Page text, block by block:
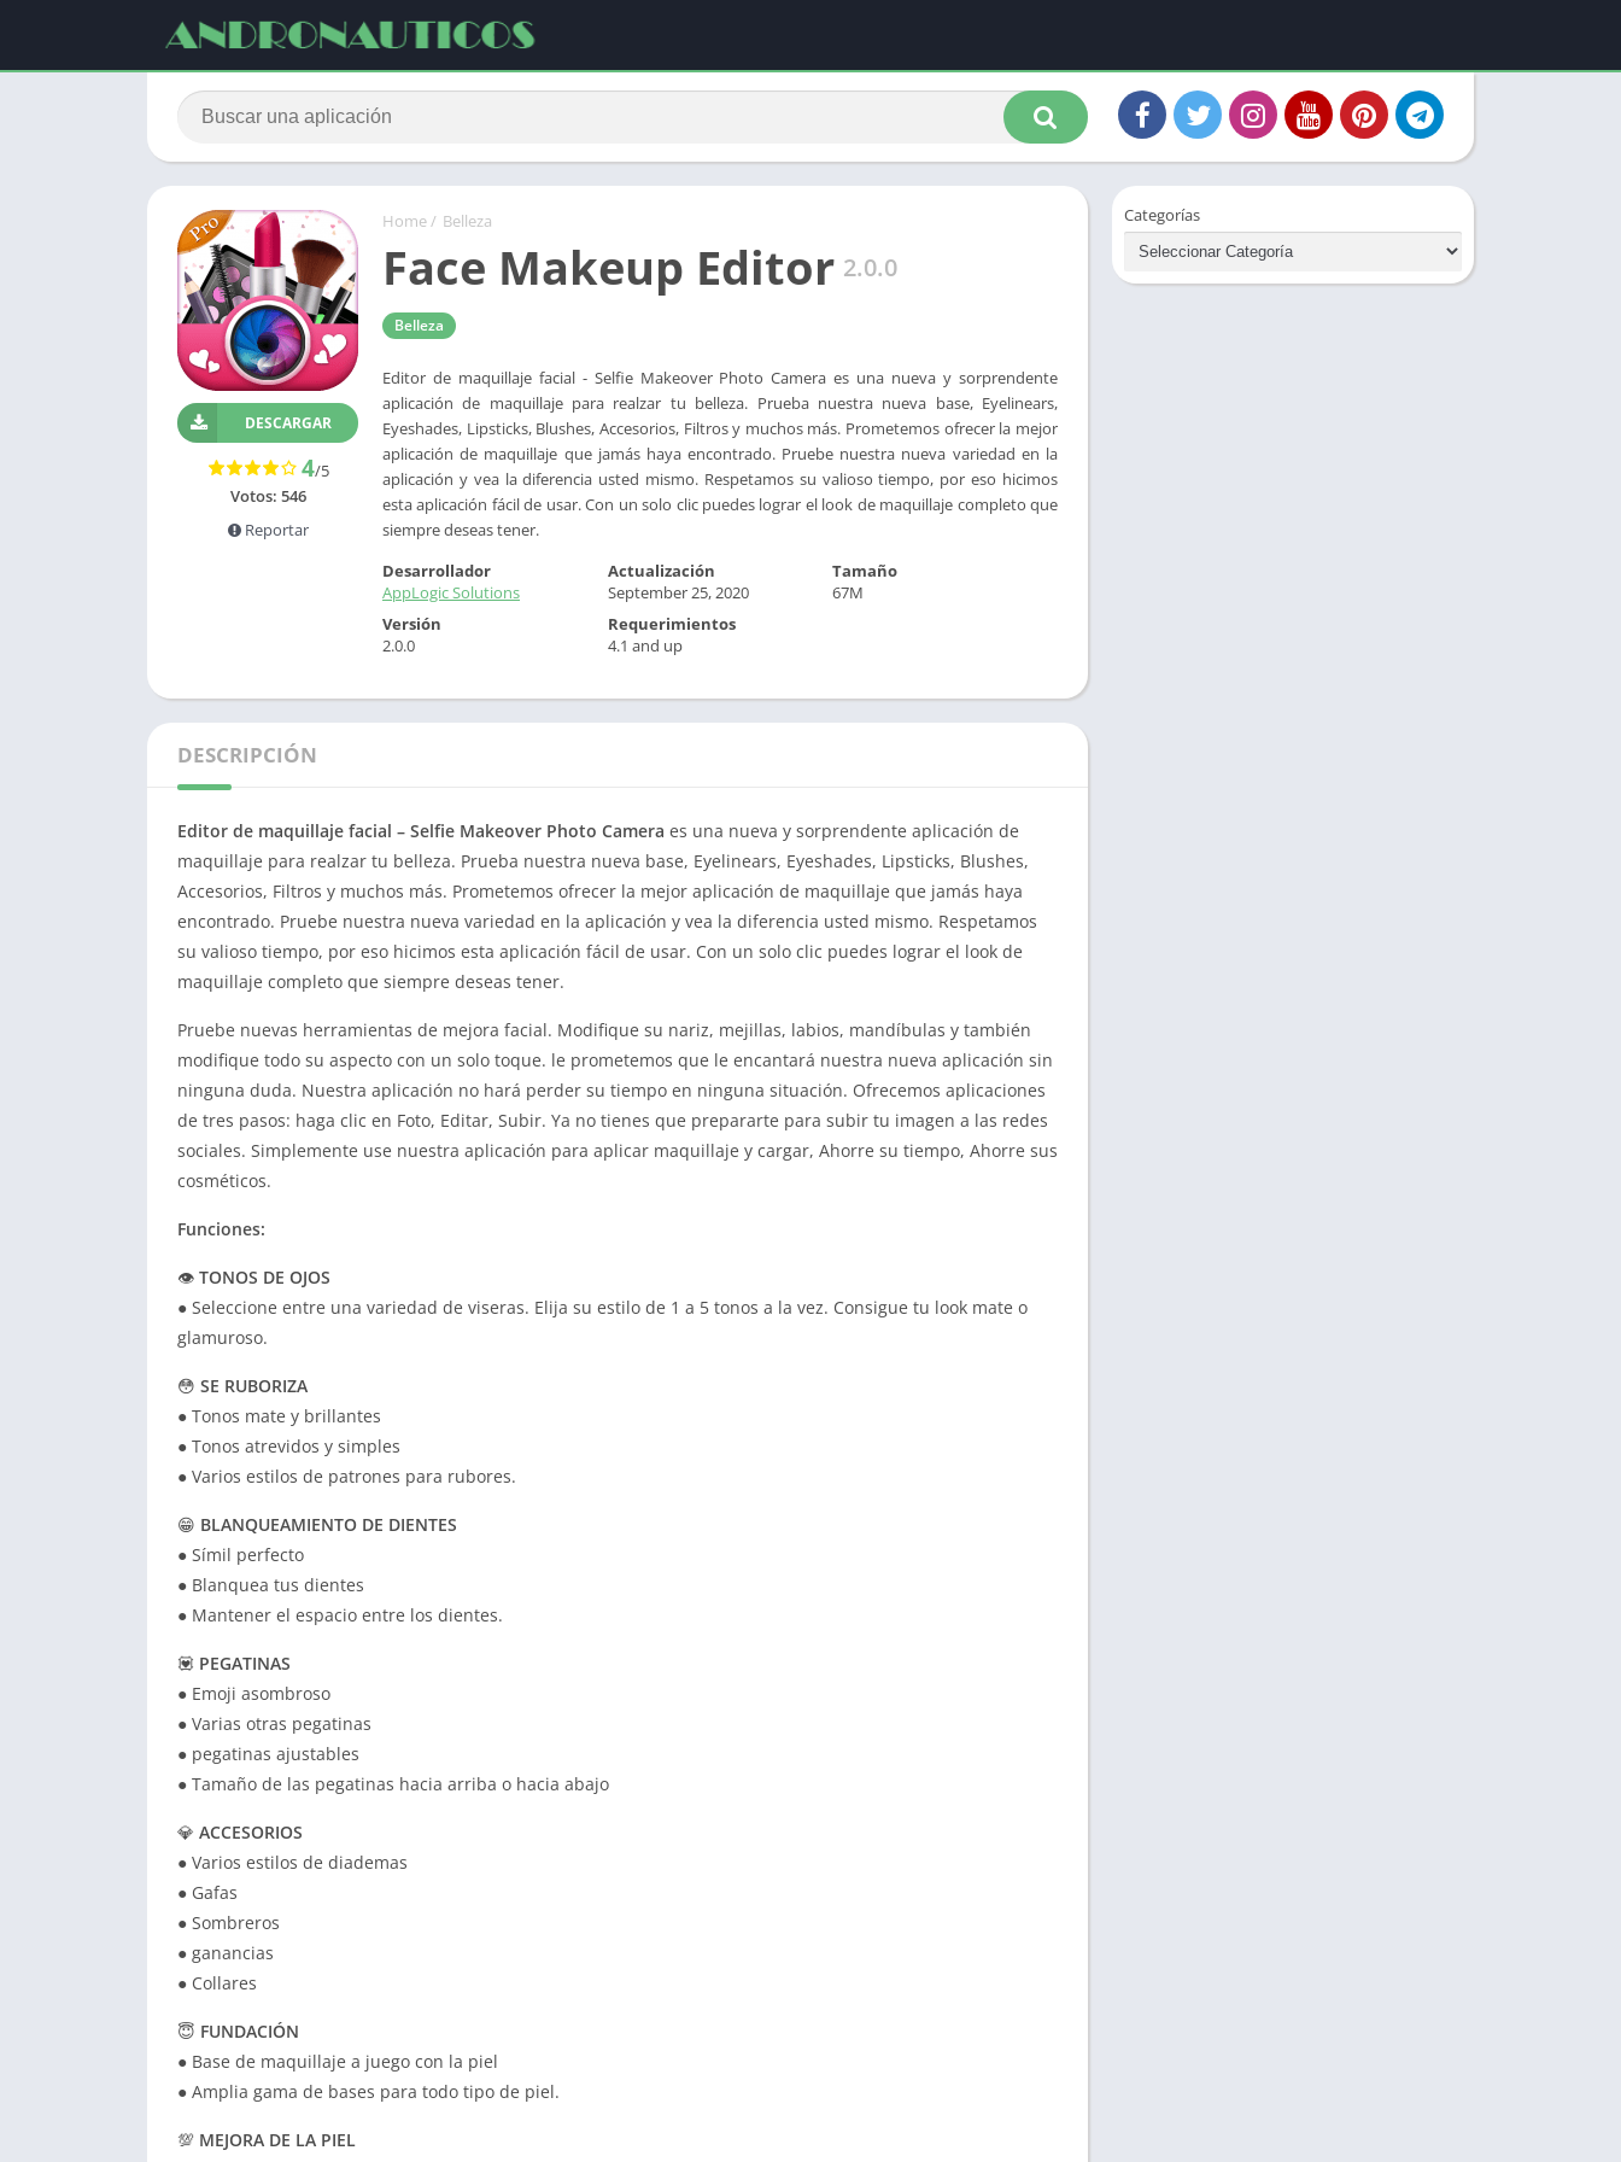
Home/ Belleza
Face Makeup Editor 2.0.0
Belleza
Editor de maquillaje facial - Selfie Makeover Photo Camera es una nueva y sorprendente
aplicación de maquillaje para realzar tu belleza. Prueba nuestra nueva base, Eyelinears,
Eyeshades, Lipsticks, Blushes, Accesorios, Filtros y muchos más. Prometemos ofrecer la mejor
aplicación de maquillaje que jamás haya encontrado. Pruebe nuestra nueva variedad en la
aplicación y vea la diferencia usted mismo. Respetamos su valioso tiempo, por eso hicimos
esta aplicación fácil de usar. Con un solo clic puedes lograr el look de maquillaje completo que
siempre deseas tener.
DESCARGAR
4/5
Votos: 546
Reportar
Desarrollador
AppLogic Solutions
Actualización
September 25, 2020
Tamaño
67M
Versión
2.0.0
Requerimientos
4.1 and up
DESCRIPCIÓN
Editor de maquillaje facial – Selfie Makeover Photo Camera es una nueva y sorprendente aplicación de
maquillaje para realzar tu belleza. Prueba nuestra nueva base, Eyelinears, Eyeshades, Lipsticks, Blushes,
Accesorios, Filtros y muchos más. Prometemos ofrecer la mejor aplicación de maquillaje que jamás haya
encontrado. Pruebe nuestra nueva variedad en la aplicación y vea la diferencia usted mismo. Respetamos
su valioso tiempo, por eso hicimos esta aplicación fácil de usar. Con un solo clic puedes lograr el look de
maquillaje completo que siempre deseas tener.
Pruebe nuevas herramientas de mejora facial. Modifique su nariz, mejillas, labios, mandíbulas y también
modifique todo su aspecto con un solo toque. le prometemos que le encantará nuestra nueva aplicación sin
ninguna duda. Nuestra aplicación no hará perder su tiempo en ninguna situación. Ofrecemos aplicaciones
de tres pasos: haga clic en Foto, Editar, Subir. Ya no tienes que prepararte para subir tu imagen a las redes
sociales. Simplemente use nuestra aplicación para aplicar maquillaje y cargar, Ahorre su tiempo, Ahorre sus
cosméticos.
Funciones:
👁‍ TONOS DE OJOS
● Seleccione entre una variedad de viseras. Elija su estilo de 1 a 5 tonos a la vez. Consigue tu look mate o
glamuroso.
😳 SE RUBORIZA
● Tonos mate y brillantes
● Tonos atrevidos y simples
● Varios estilos de patrones para rubores.
😁 BLANQUEAMIENTO DE DIENTES
● Símil perfecto
● Blanquea tus dientes
● Mantener el espacio entre los dientes.
💟 PEGATINAS
● Emoji asombroso
● Varias otras pegatinas
● pegatinas ajustables
● Tamaño de las pegatinas hacia arriba o hacia abajo
💎 ACCESORIOS
● Varios estilos de diademas
● Gafas
● Sombreros
● ganancias
● Collares
😇 FUNDACIÓN
● Base de maquillaje a juego con la piel
● Amplia gama de bases para todo tipo de piel.
💯 MEJORA DE LA PIEL
Categorías